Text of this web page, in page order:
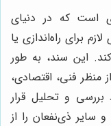
است که در دنیای
برای راه‌اندازی یا
این سند، به طور
فنی، اقتصادی،
بررسی و تحلیل قرار
سایر ذی‌نفعان را از